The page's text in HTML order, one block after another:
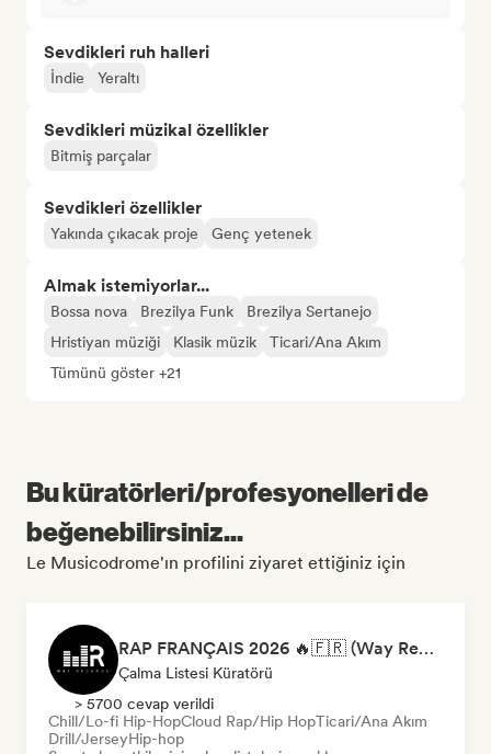
Sevdikleri ruh halleri
İndie Yeraltı
Sevdikleri müzikal özellikler
Bitmiş parçalar
Sevdikleri özellikler
Yakında çıkacak proje Genç yetenek
Almak istemiyorlar...
Bossa nova Brezilya Funk
Brezilya Sertanejo
Hristiyan müziği
Klasik müzik
Ticari/Ana Akım
Tümünü göster +21
Bu küratörleri/profesyonelleri de
beğenebilirsiniz...
Le Musicodrome'ın profilini ziyaret ettiğiniz için
RAP FRANÇAIS 2026 🔥🇫🇷 (Way Records)
Çalma Listesi Küratörü
> 5700 cevap verildi
Chill/Lo-fi Hip-HopCloud Rap/Hip HopTicari/Ana Akım
Drill/JerseyHip-hop